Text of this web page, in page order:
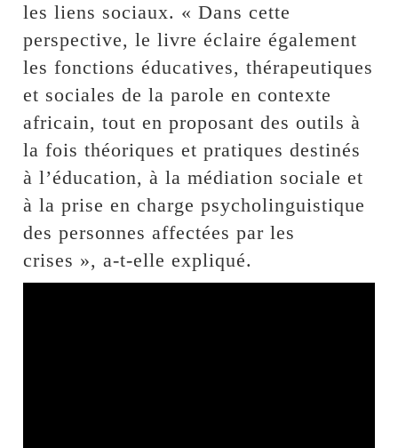
les liens sociaux. « Dans cette
perspective, le livre éclaire également
les fonctions éducatives, thérapeutiques
et sociales de la parole en contexte
africain, tout en proposant des outils à
la fois théoriques et pratiques destinés
à l’éducation, à la médiation sociale et
à la prise en charge psycholinguistique
des personnes affectées par les
crises », a-t-elle expliqué.